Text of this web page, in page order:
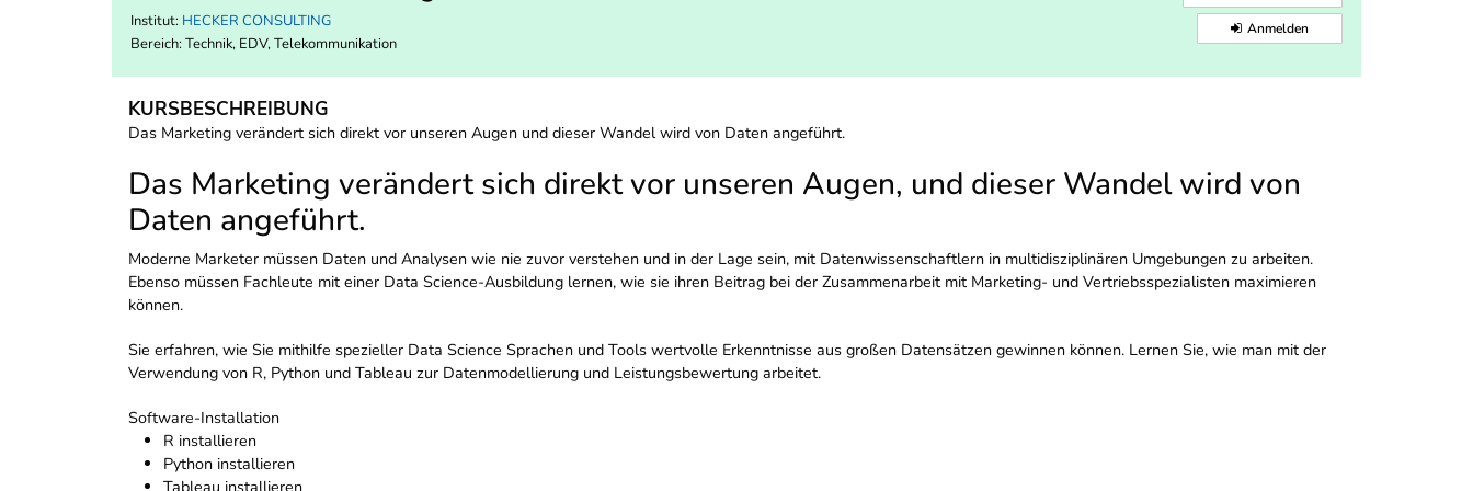
Institut: HECKER CONSULTING
Bereich: Technik, EDV, Telekommunikation
Anmelden
KURSBESCHREIBUNG
Das Marketing verändert sich direkt vor unseren Augen und dieser Wandel wird von Daten angeführt.
Das Marketing verändert sich direkt vor unseren Augen, und dieser Wandel wird von
Daten angeführt.
Moderne Marketer müssen Daten und Analysen wie nie zuvor verstehen und in der Lage sein, mit Datenwissenschaftlern in multidisziplinären Umgebungen zu arbeiten.
Ebenso müssen Fachleute mit einer Data Science-Ausbildung lernen, wie sie ihren Beitrag bei der Zusammenarbeit mit Marketing- und Vertriebsspezialisten maximieren
können.
Sie erfahren, wie Sie mithilfe spezieller Data Science Sprachen und Tools wertvolle Erkenntnisse aus großen Datensätzen gewinnen können. Lernen Sie, wie man mit der
Verwendung von R, Python und Tableau zur Datenmodellierung und Leistungsbewertung arbeitet.
Software-Installation
R installieren
Python installieren